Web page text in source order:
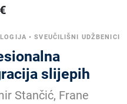
€
•SVEUČILIŠNI UDŽBENICI
slijepih
Stančić, Frane